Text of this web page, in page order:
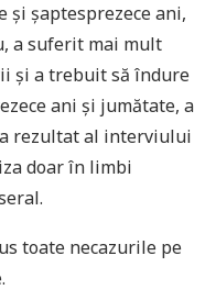
și șaptesprezece ani,
a suferit mai mult
și a trebuit să îndure
ani și jumătate, a
rezultat al interviului
doar în limbi
toate necazurile pe